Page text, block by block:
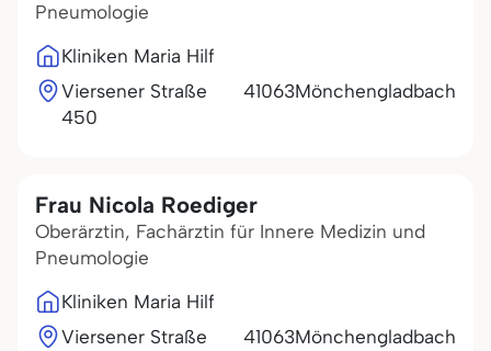
Pneumologie
Kliniken Maria Hilf
Viersener Straße
450
41063Mönchengladbach
Frau Nicola Roediger
Oberärztin, Fachärztin für Innere Medizin und
Pneumologie
Kliniken Maria Hilf
Viersener Straße
41063Mönchengladbach